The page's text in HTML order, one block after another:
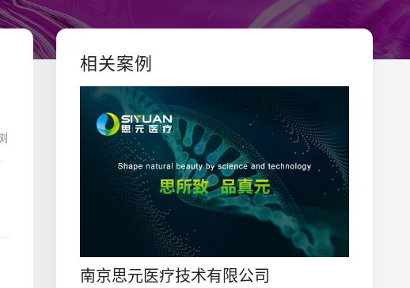
型网站建设解决方案 企业网站建设解决方案
用户的购物体验和服务质量。手机网站建设不仅能够展示聚合数
手机网站，企业可以更好地与用户进行互动和交流，提升品牌形
相关案例
南京思元医疗技术有限公司